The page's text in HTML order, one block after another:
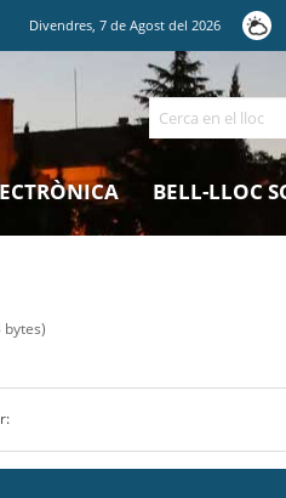
Divendres,7 deAgost del2026
Cerca
BELL-LLOC
bytes)